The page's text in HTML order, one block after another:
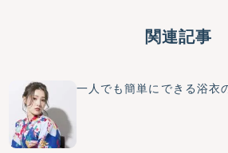
関連記事
一人でも簡単にできる浴衣